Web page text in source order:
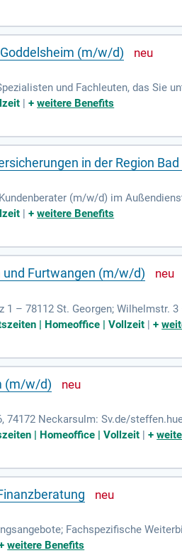
(m/w/d)
und Fachleuten, das Sie
Entwicklungsmöglichkeiten.
|+weitere Benefits
in der Region Bad
(m/w/d) im
|+weitere Benefits
und Furtwangen (m/w/d)
– 78112 St. Georgen; Wilhelmstr. 3
Tel. 0171 8601543.
| Homeoffice | Vollzeit |+
(m/w/d)
Neckarsulm: Sv.de/
| Homeoffice | Vollzeit |+
Fachspezifische
und Gründung einer eigenen
weitere Benefits